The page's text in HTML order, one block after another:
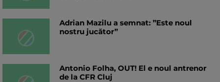
Adrian Mazilu a semnat: ”Este noul
nostru jucător”
Antonio Folha, OUT! El e noul antrenor
de la CFR Cluj